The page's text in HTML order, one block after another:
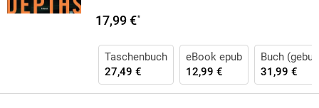
17,99 €*
Taschenbuch
27,49 €
eBook epub
12,99 €
Buch
31,99 €